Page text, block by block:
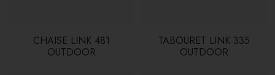
CHAISE LINK 481
OUTDOOR
TABOURET LINK 335
OUTDOOR